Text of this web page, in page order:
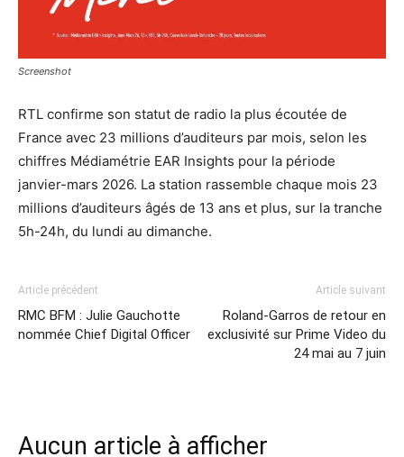
Screenshot
RTL confirme son statut de radio la plus écoutée de
France avec 23 millions d’auditeurs par mois, selon les
chiffres Médiamétrie EAR Insights pour la période
janvier-mars 2026. La station rassemble chaque mois 23
millions d’auditeurs âgés de 13 ans et plus, sur la tranche
5h-24h, du lundi au dimanche.
Article précédent
RMC BFM : Julie Gauchotte
nommée Chief Digital Officer
Article suivant
Roland-Garros de retour en
exclusivité sur Prime Video du
24 mai au 7 juin
Aucun article à afficher